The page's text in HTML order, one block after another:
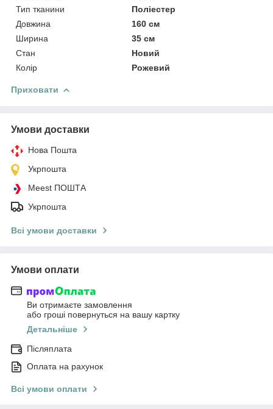
Тип тканини
Поліестер
Довжина
160 см
Ширина
35 см
Стан
Новий
Колір
Рожевий
Приховати
Умови доставки
Нова Пошта
Укрпошта
Meest ПОШТА
Укрпошта
Всі умови доставки
Умови оплати
Ви отримаєте замовлення
або гроші повернуться на вашу картку
Детальніше
Післяплата
Оплата на рахунок
Всі умови оплати